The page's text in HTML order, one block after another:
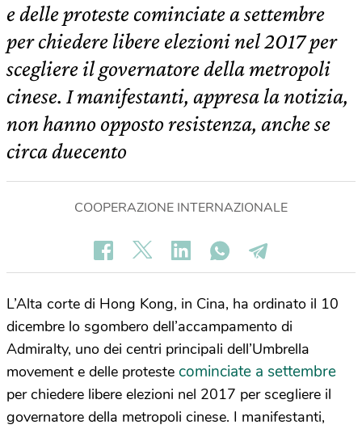
e delle proteste cominciate a settembre
per chiedere libere elezioni nel 2017 per
scegliere il governatore della metropoli
cinese. I manifestanti, appresa la notizia,
non hanno opposto resistenza, anche se
circa duecento
COOPERAZIONE INTERNAZIONALE
L’Alta corte di Hong Kong, in Cina, ha ordinato il 10
dicembre lo sgombero dell’accampamento di
Admiralty, uno dei centri principali dell’Umbrella
movement e delle proteste cominciate a settembre
per chiedere libere elezioni nel 2017 per scegliere il
governatore della metropoli cinese. I manifestanti,